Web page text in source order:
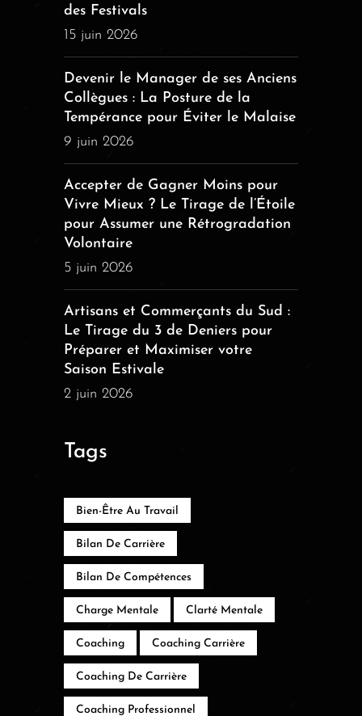
des Festivals
15 juin 2026
Devenir le Manager de ses Anciens
Collègues : La Posture de la
Tempérance pour Éviter le Malaise
9 juin 2026
Accepter de Gagner Moins pour
Vivre Mieux ? Le Tirage de l’Étoile
pour Assumer une Rétrogradation
Volontaire
5 juin 2026
Artisans et Commerçants du Sud :
Le Tirage du 3 de Deniers pour
Préparer et Maximiser votre
Saison Estivale
2 juin 2026
Tags
Bien-Être Au Travail
Bilan De Carrière
Bilan De Compétences
Charge Mentale Clarté Mentale
Coaching Coaching Carrière
Coaching De Carrière
Coaching Professionnel